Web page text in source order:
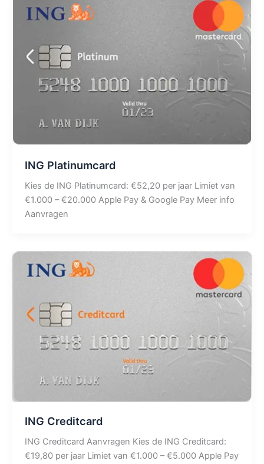
ING Platinumcard
Kies de ING Platinumcard: €52,20 per jaar Limiet van
€1.000 – €20.000 Apple Pay & Google Pay Meer info
Aanvragen
ING Creditcard
ING Creditcard Aanvragen Kies de ING Creditcard:
€19,80 per jaar Limiet van €1.000 – €5.000 Apple Pay